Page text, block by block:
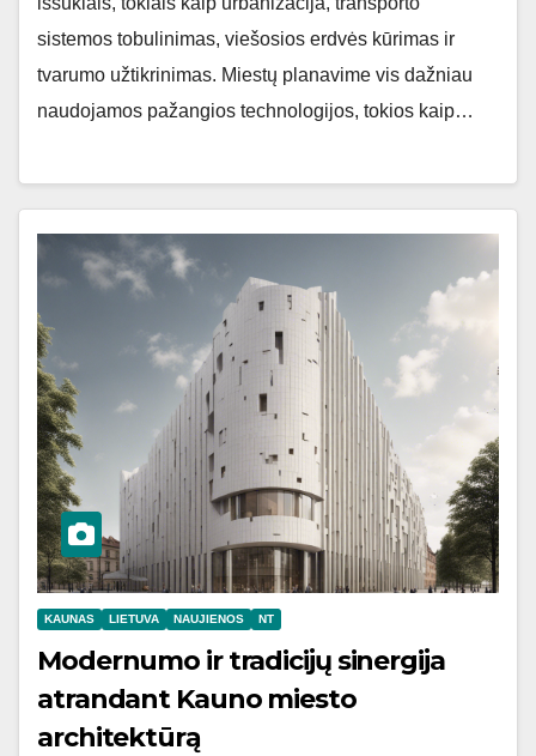
sistemos tobulinimas, viešosios erdvės kūrimas ir
tvarumo užtikrinimas. Miestų planavime vis dažniau
naudojamos pažangios technologijos, tokios kaip…
KAUNAS LIETUVA NAUJIENOS NT
Modernumo ir tradicijų sinergija
atrandant Kauno miesto
architektūrą